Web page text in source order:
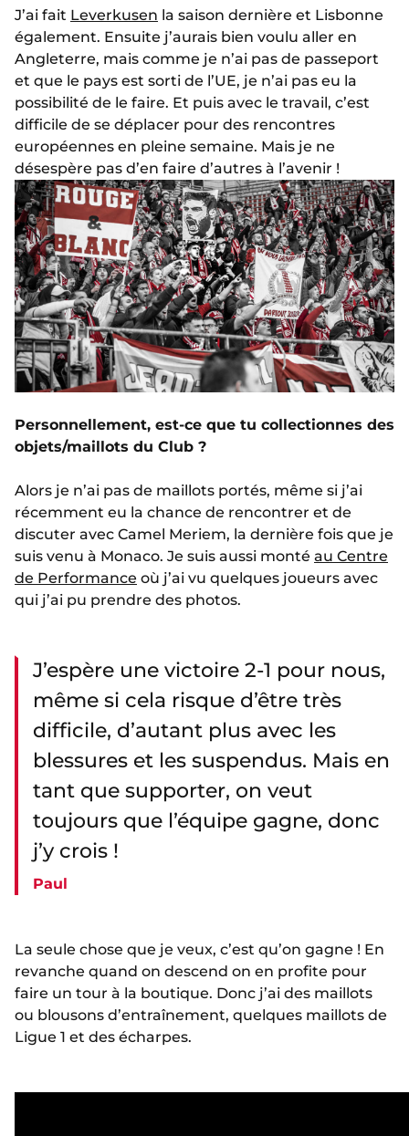
J’ai fait Leverkusen la saison dernière et Lisbonne
également. Ensuite j’aurais bien voulu aller en
Angleterre, mais comme je n’ai pas de passeport
et que le pays est sorti de l’UE, je n’ai pas eu la
possibilité de le faire. Et puis avec le travail, c’est
difficile de se déplacer pour des rencontres
européennes en pleine semaine. Mais je ne
désespère pas d’en faire d’autres à l’avenir !
Personnellement, est-ce que tu collectionnes des
objets/maillots du Club ?
Alors je n’ai pas de maillots portés, même si j’ai
récemment eu la chance de rencontrer et de
discuter avec Camel Meriem, la dernière fois que je
suis venu à Monaco. Je suis aussi monté au Centre
de Performance où j’ai vu quelques joueurs avec
qui j’ai pu prendre des photos.
J’espère une victoire 2-1 pour nous,
même si cela risque d’être très
difficile, d’autant plus avec les
blessures et les suspendus. Mais en
tant que supporter, on veut
toujours que l’équipe gagne, donc
j’y crois !
Paul
La seule chose que je veux, c’est qu’on gagne ! En
revanche quand on descend on en profite pour
faire un tour à la boutique. Donc j’ai des maillots
ou blousons d’entraînement, quelques maillots de
Ligue 1 et des écharpes.